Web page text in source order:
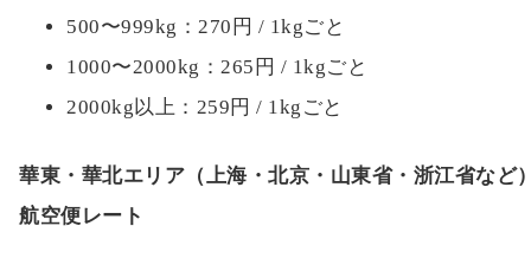
500〜999kg：270円 / 1kgごと
1000〜2000kg：265円 / 1kgごと
2000kg以上：259円 / 1kgごと
華東・華北エリア（上海・北京・山東省・浙江省など
航空便レート